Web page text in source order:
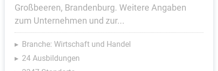
Großbeeren, Brandenburg. Weitere Angaben
zum Unternehmen und zur...
Branche: Wirtschaft und Handel
24 Ausbildungen